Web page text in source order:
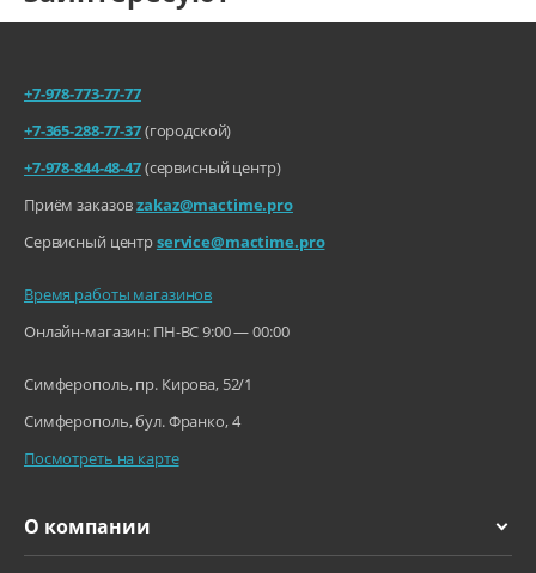
О компании
+7-978-773-77-77
+7-365-288-77-37(городской)
+7-978-844-48-47(сервисный центр)
Приём заказовzakaz@mactime.pro
Сервисный центрservice@mactime.pro
Время работы магазинов
Онлайн-магазин: ПН-ВС 9:00 — 00:00
Симферополь, пр. Кирова, 52/1
Симферополь, бул. Франко, 4
Посмотреть на карте